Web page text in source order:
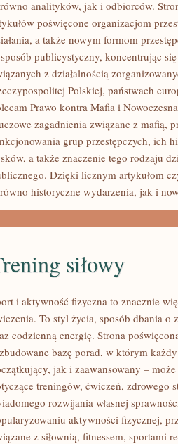
analityków, jak i odbiorców.
poświęcone organizacjom
a także nowym formom
publicystyczny, koncentrując
z działalnością
Polskiej, państwach
Prawo kontra Mafia i
zagadnienia związane z mafią,
grup przestępczych, ich
a także znaczenie tego rodzaju
Dzięki licznym artykułom
historyczne wydarzenia, jak i
siłowy
i aktywność fizyczna to znacznie
To styl życia, sposób dbania o
codzienną energię. Strona
bazę porad, w którym
jak i zaawansowany –
treningów, ćwiczeń, zdrowego
rozwijania własnej
aktywności fizycznej,
z siłownią, fitnessem, sportami